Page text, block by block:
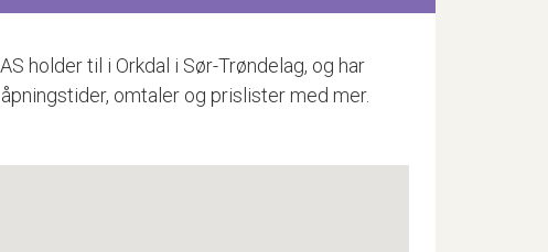
holder til i Orkdal i Sør-Trøndelag, og har
omtaler og prislister med mer.